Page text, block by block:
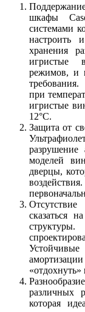
шкафы
системами
настроить
хранения
игристые
режимов, и
при
игристые
12°C.
Защита от
разрушение
моделей
дверцы,
сказаться
амортизации
«отдохнуть»
различных
которая